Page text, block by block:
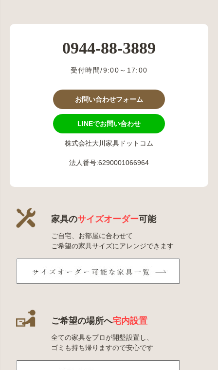
0944-88-3889
受付時間/9:00～17:00
お問い合わせフォーム
LINEでお問い合わせ
株式会社大川家具ドットコム
法人番号:6290001066964
家具のサイズオーダー可能
ご自宅、お部屋に合わせて
ご希望の家具サイズにアレンジできます
ご希望の場所へ宅内設置
全ての家具をプロが開墾設置し、
ゴミも持ち帰りますので安心です